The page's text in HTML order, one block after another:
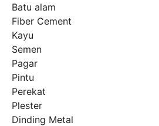
Batu alam
Fiber Cement
Kayu
Semen
Pagar
Pintu
Perekat
Plester
Dinding Metal